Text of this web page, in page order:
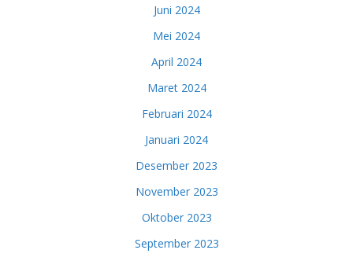
Juni 2024
Mei 2024
April 2024
Maret 2024
Februari 2024
Januari 2024
Desember 2023
November 2023
Oktober 2023
September 2023